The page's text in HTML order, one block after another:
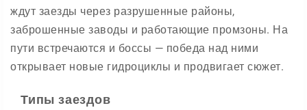
ждут заезды через разрушенные районы,
заброшенные заводы и работающие промзоны. На
пути встречаются и боссы — победа над ними
открывает новые гидроциклы и продвигает сюжет.
Типы заездов